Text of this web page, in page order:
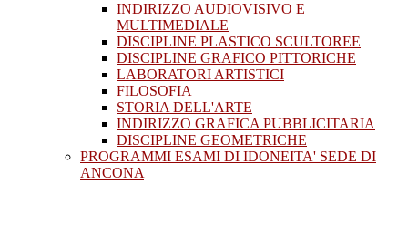
INDIRIZZO AUDIOVISIVO E
MULTIMEDIALE
DISCIPLINE PLASTICO SCULTOREE
DISCIPLINE GRAFICO PITTORICHE
LABORATORI ARTISTICI
FILOSOFIA
STORIA DELL'ARTE
INDIRIZZO GRAFICA PUBBLICITARIA
DISCIPLINE GEOMETRICHE
PROGRAMMI ESAMI DI IDONEITA' SEDE DI
ANCONA